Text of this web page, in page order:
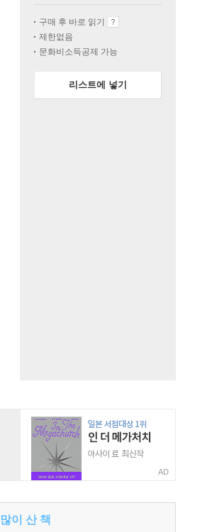
구매 후 바로 읽기
제한없음
문화비소득공제 가능
리스트에 넣기
AD
많이 산 책